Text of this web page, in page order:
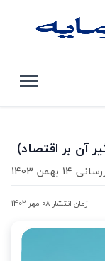
بر اقتصاد)
بهمن 1403
زمان انتشار 08 مهر 1402